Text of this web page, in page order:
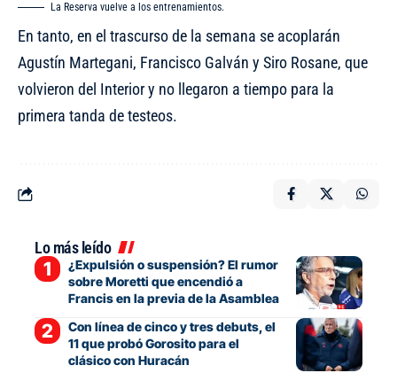
La Reserva vuelve a los entrenamientos.
En tanto, en el trascurso de la semana se acoplarán
Agustín Martegani, Francisco Galván y Siro Rosane, que
volvieron del Interior y no llegaron a tiempo para la
primera tanda de testeos.
Lo más leído
¿Expulsión o suspensión? El rumor
sobre Moretti que encendió a
Francis en la previa de la Asamblea
Con línea de cinco y tres debuts, el
11 que probó Gorosito para el
clásico con Huracán